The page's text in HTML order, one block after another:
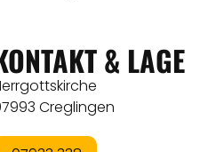
& LAGE
Creglingen